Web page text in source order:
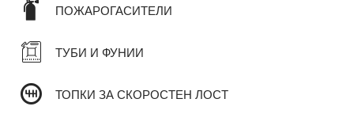
ПОЖАРОГАСИТЕЛИ
ТУБИ И ФУНИИ
ТОПКИ ЗА СКОРОСТЕН ЛОСТ